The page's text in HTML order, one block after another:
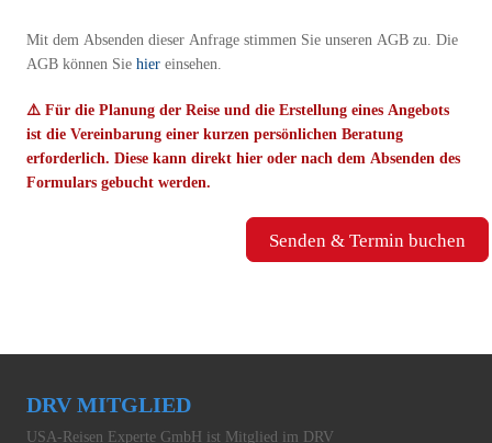
Mit dem Absenden dieser Anfrage stimmen Sie unseren AGB zu. Die
AGB können Sie hier einsehen.
⚠️ Für die Planung der Reise und die Erstellung eines Angebots
ist die Vereinbarung einer kurzen persönlichen Beratung
erforderlich. Diese kann direkt hier oder nach dem Absenden des
Formulars gebucht werden.
Senden & Termin buchen
DRV MITGLIED
USA-Reisen Experte GmbH ist Mitglied im DRV